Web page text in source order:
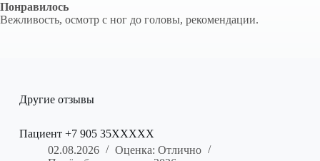
Понравилось
Вежливость, осмотр с ног до головы, рекомендации.
Другие отзывы
Пациент +7 905 35XXXXX
02.08.2026
Оценка: Отлично